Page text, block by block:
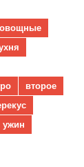
второе
ужин